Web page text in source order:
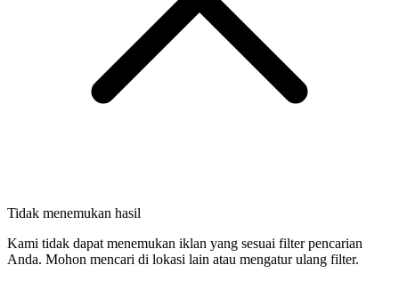
Tidak menemukan hasil
Kami tidak dapat menemukan iklan yang sesuai filter pencarian
Anda. Mohon mencari di lokasi lain atau mengatur ulang filter.